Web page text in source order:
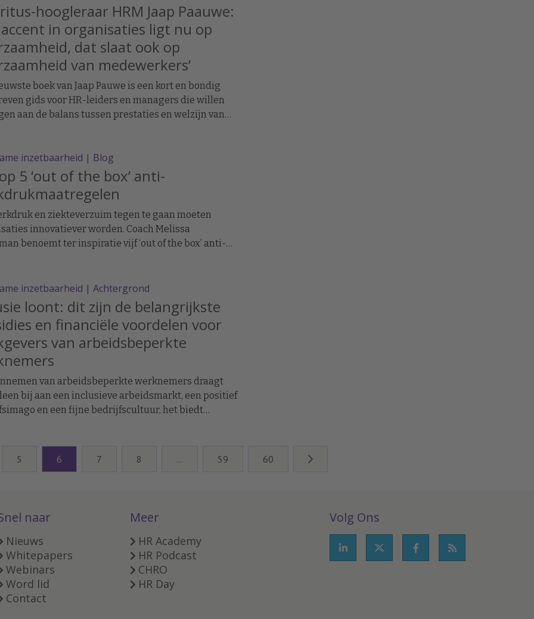
hoogleraar HRM Jaap Paauwe:
accent in organisaties ligt nu op
dat slaat ook op
van medewerkers’
boek van Jaap Pauwe is een kort en bondig
gids voor HR-leiders en managers die willen
aan de balans tussen prestaties en welzijn van
inzetbaarheid | Blog
5 ‘out of the box’ anti-
en ziekteverzuim tegen te gaan moeten
innovatiever worden. Coach Melissa
benoemt ter inspiratie vijf ‘out of the box’ anti-
inzetbaarheid | Achtergrond
loont: dit zijn de belangrijkste
en financiële voordelen voor
van arbeidsbeperkte
van arbeidsbeperkte werknemers draagt
bij aan een inclusieve arbeidsmarkt, een positief
en een fijne bedrijfscultuur, het biedt
5 6 7 8 … 59 60
naar
Nieuws
Whitepapers
Webinars
Word lid
Contact
Meer
HR Academy
HR Podcast
CHRO
HR Day
Volg Ons